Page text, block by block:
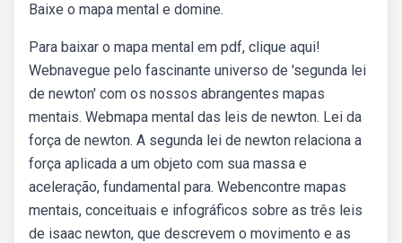
Baixe o mapa mental e domine.
Para baixar o mapa mental em pdf, clique aqui!
Webnavegue pelo fascinante universo de 'segunda lei
de newton' com os nossos abrangentes mapas
mentais. Webmapa mental das leis de newton. Lei da
força de newton. A segunda lei de newton relaciona a
força aplicada a um objeto com sua massa e
aceleração, fundamental para. Webencontre mapas
mentais, conceituais e infográficos sobre as três leis
de isaac newton, que descrevem o movimento e as